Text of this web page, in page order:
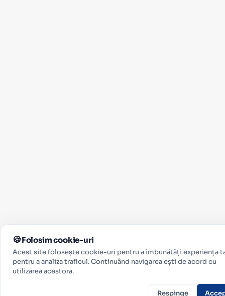
Folosim cookie-uri
Acest site folosește cookie-uri pentru a îmbunătăți experiența
pentru a analiza traficul. Continuând navigarea ești de acord cu
utilizarea acestora.
Respinge